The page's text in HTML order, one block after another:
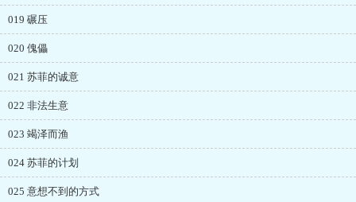
019 碾压
020 傀儡
021 苏菲的诚意
022 非法生意
023 竭泽而渔
024 苏菲的计划
025 意想不到的方式